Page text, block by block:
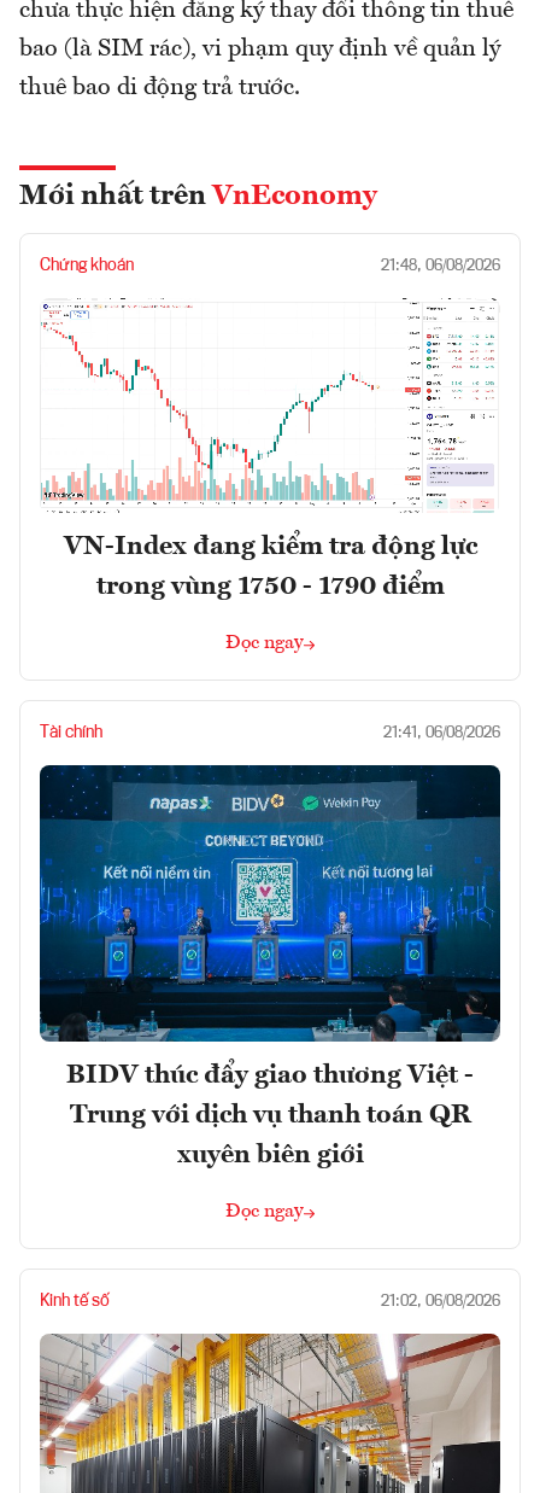
chưa thực hiện đăng ký thay đổi thông tin thuê
bao (là SIM rác), vi phạm quy định về quản lý
thuê bao di động trả trước.
Mới nhất trên VnEconomy
Chứng khoán 21:48, 06/08/2026
VN-Index đang kiểm tra động lực
trong vùng 1750 - 1790 điểm
Đọc ngay
Tài chính 21:41, 06/08/2026
BIDV thúc đẩy giao thương Việt -
Trung với dịch vụ thanh toán QR
xuyên biên giới
Đọc ngay
Kinh tế số 21:02, 06/08/2026